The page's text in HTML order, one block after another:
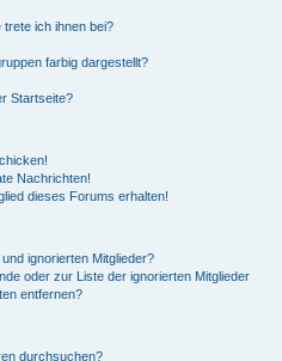
trete ich ihnen bei?
farbig dargestellt?
Startseite?
Nachrichten!
dieses Forums erhalten!
ignorierten Mitglieder?
oder zur Liste der ignorierten Mitglieder
entfernen?
durchsuchen?